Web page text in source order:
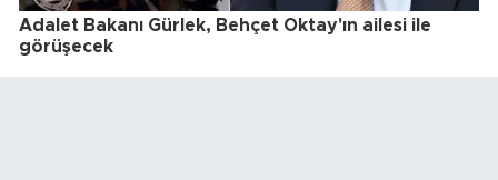
Adalet Bakanı Gürlek, Behçet Oktay'ın ailesi ile
görüşecek